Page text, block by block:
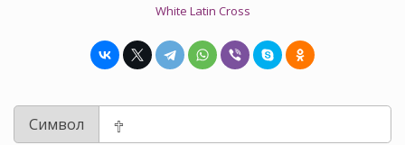
White Latin Cross
Символ